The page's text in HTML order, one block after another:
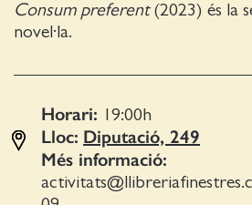
Consum preferent(2023) és la
novel·la.
Horari: 19:00 h
Lloc: Diputació, 249
Més informació: